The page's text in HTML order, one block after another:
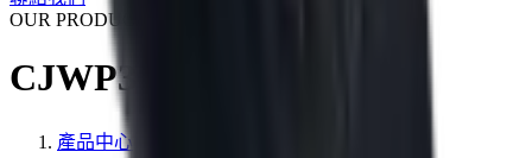
OUR PRODUCTS
CJWP30-FA
產品中心